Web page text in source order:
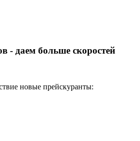
- даем больше скоростей
новые прейскуранты: